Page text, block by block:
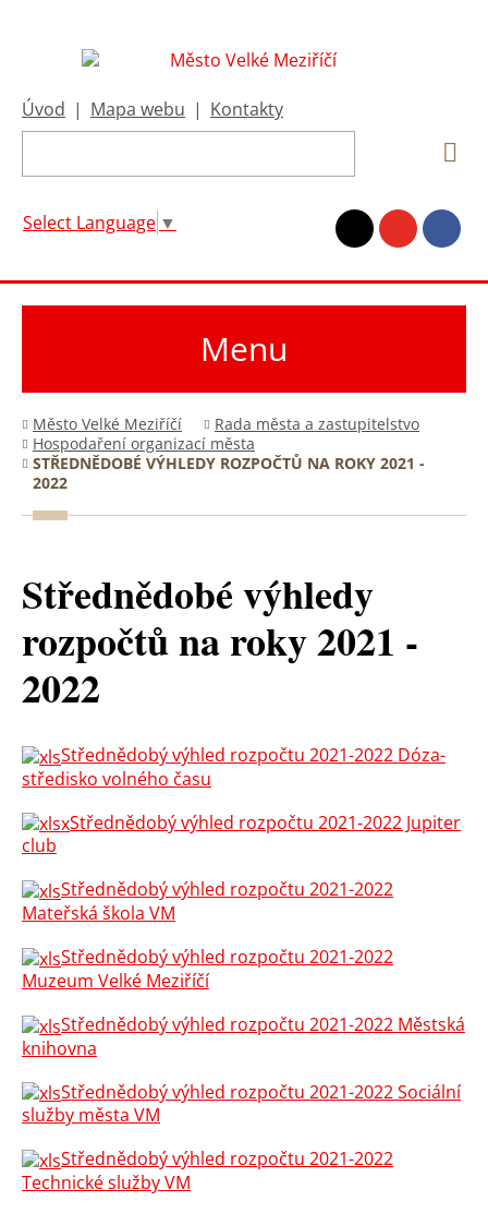
Úvod | Mapa webu | Kontakty
Select Language ▼
Menu
Město Velké Meziříčí
Rada města a zastupitelstvo
Hospodaření organizací města
STŘEDNĚDOBÉ VÝHLEDY ROZPOČTŮ NA ROKY 2021 -
2022
Střednědobé výhledy
rozpočtů na roky 2021 -
2022
Střednědobý výhled rozpočtu 2021-2022 Dóza-
středisko volného času
Střednědobý výhled rozpočtu 2021-2022 Jupiter
club
Střednědobý výhled rozpočtu 2021-2022
Mateřská škola VM
Střednědobý výhled rozpočtu 2021-2022
Muzeum Velké Meziříčí
Střednědobý výhled rozpočtu 2021-2022 Městská
knihovna
Střednědobý výhled rozpočtu 2021-2022 Sociální
služby města VM
Střednědobý výhled rozpočtu 2021-2022
Technické služby VM